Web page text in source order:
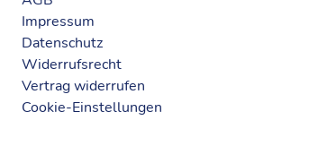
Impressum
Datenschutz
Widerrufsrecht
Vertrag widerrufen
Cookie-Einstellungen